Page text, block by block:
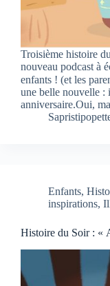
Troisième histoire
nouveau podcast à
enfants ! (et les
une belle nouvelle :
anniversaire.Oui,
Enfants,
inspirations,
Histoire du Soir : «